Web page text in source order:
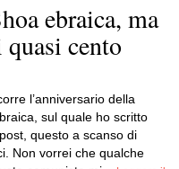
ebraica, ma
cento
l’anniversario della
sul quale ho scritto
questo a scanso di
Non vorrei che qualche